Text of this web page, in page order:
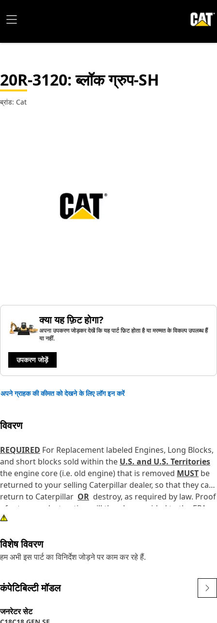
20R-3120: ब्लॉक ग्रुप-SH
ब्रांड: Cat
क्या यह फ़िट होगा?
अपना उपकरण जोड़कर देखें कि यह पार्ट फ़िट होता है या मरम्मत के विकल्प उपलब्ध हैं
या नहीं.
उपकरण जोड़ें
अपने ग्राहक की कीमत को देखने के लिए लॉग इन करें
विवरण
REQUIRED For Replacement labeled Engines, Long Blocks,
and short blocks sold within the U.S. and U.S. Territories
the engine core (i.e. old engine) that is removed MUST be
returned to your selling Caterpillar dealer, so that they can
return to Caterpillar OR destroy, as required by law. Proof
of return or destruction will then be provided to the EPA
and or California ARB if required. See PELJ1301 for
विशेष विवरण
हम अभी इस पार्ट का विनिर्देश जोड़ने पर काम कर रहे हैं.
कंपेटिबिल्टी मॉडल
जनरेटर सेट